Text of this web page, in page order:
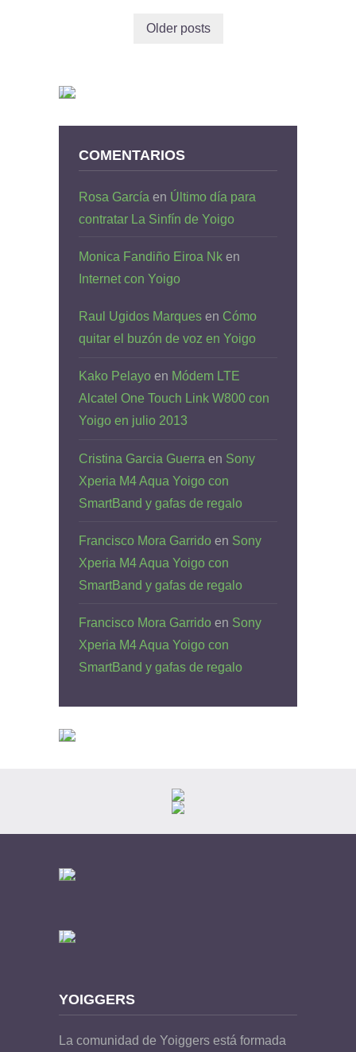
Older posts
COMENTARIOS
Rosa García en Último día para
contratar La Sinfín de Yoigo
Monica Fandiño Eiroa Nk en
Internet con Yoigo
Raul Ugidos Marques en Cómo
quitar el buzón de voz en Yoigo
Kako Pelayo en Módem LTE
Alcatel One Touch Link W800 con
Yoigo en julio 2013
Cristina Garcia Guerra en Sony
Xperia M4 Aqua Yoigo con
SmartBand y gafas de regalo
Francisco Mora Garrido en Sony
Xperia M4 Aqua Yoigo con
SmartBand y gafas de regalo
Francisco Mora Garrido en Sony
Xperia M4 Aqua Yoigo con
SmartBand y gafas de regalo
YOIGGERS
La comunidad de Yoiggers está formada